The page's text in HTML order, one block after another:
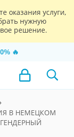
оказания услуги,
нужную
решение.
🔥
В НЕМЕЦКОМ